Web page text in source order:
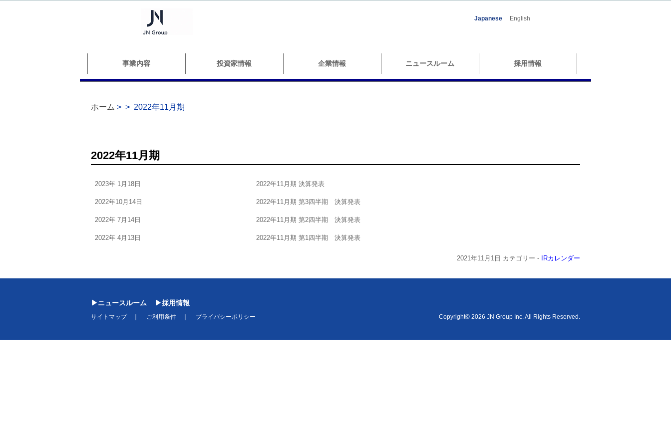
Japanese English
事業内容 投資家情報 企業情報 ニュースルーム 採用情報
ホーム > > 2022年11月期
2022年11月期
2023年 1月18日 2022年11月期 決算発表
2022年10月14日 2022年11月期 第3四半期 決算発表
2022年 7月14日 2022年11月期 第2四半期 決算発表
2022年 4月13日 2022年11月期 第1四半期 決算発表
2021年11月1日 カテゴリー - IRカレンダー
ニュースルーム 採用情報
サイトマップ ご利用条件 プライバシーポリシー Copyright© 2026 JN Group Inc. All Rights Reserved.